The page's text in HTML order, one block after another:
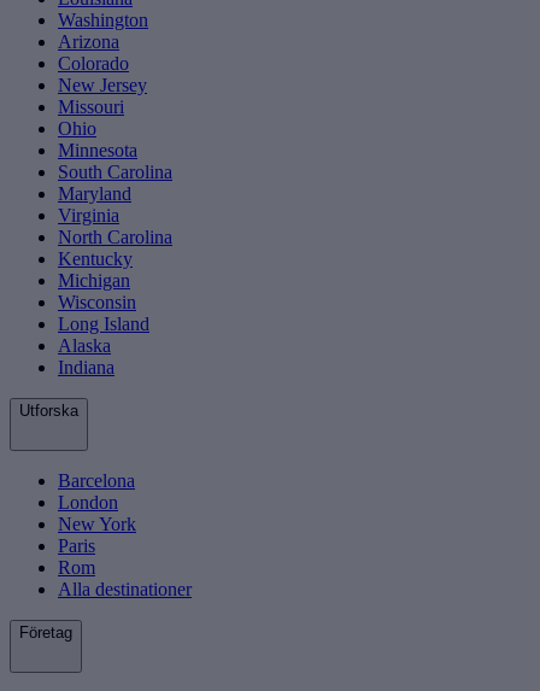
Washington
Arizona
Colorado
New Jersey
Missouri
Ohio
Minnesota
South Carolina
Maryland
Virginia
North Carolina
Kentucky
Michigan
Wisconsin
Long Island
Alaska
Indiana
Utforska
Barcelona
London
New York
Paris
Rom
Alla destinationer
Företag